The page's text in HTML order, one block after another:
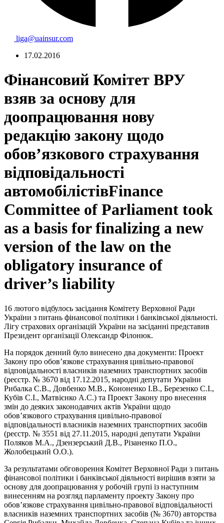
liga@uainsur.com
17.02.2016
Фінансовий Комітет ВРУ
взяв за основу для
доопрацювання нову
редакцію закону щодо
обов’язкового страхування
відповідальності
автомобілістівFinance
Committee of Parliament took
as a basis for finalizing a new
version of the law on the
obligatory insurance of
driver’s liability
16 лютого відбулось засідання Комітету Верховної Ради
України з питань фінансової політики і банківської діяльності.
Лігу страхових організацій України на засіданні представив
Президент організації Олександр Філонюк.
На порядок денний було винесено два документи: Проект
Закону про обов’язкове страхування цивільно-правової
відповідальності власників наземних транспортних засобів
(реєстр. № 3670 від 17.12.2015, народні депутати України
Рибалка С.В., Довбенко М.В., Кононенко І.В., Березенко С.І.,
Кубів С.І., Матвієнко А.С.) та Проект Закону про внесення
змін до деяких законодавчих актів України щодо
обов’язкового страхування цивільно-правової
відповідальності власників наземних транспортних засобів
(реєстр. № 3551 від 27.11.2015, народні депутати України
Поляков М.А., Дзензерський Д.В., Різаненко П.О.,
Жолобецький О.О.).
За результатами обговорення Комітет Верховної Ради з питань
фінансової політики і банківської діяльності вирішив взяти за
основу для доопрацювання у робочій групі із наступним
винесенням на розгляд парламенту проекту Закону про
обов’язкове страхування цивільно-правової відповідальності
власників наземних транспортних засобів (№ 3670) авторства